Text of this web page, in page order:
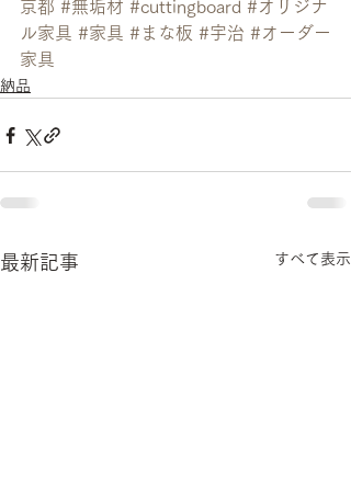
京都 #無垢材 #cuttingboard #オリジナ
ル家具 #家具 #まな板 #宇治 #オーダー
家具
納品
最新記事 すべて表示